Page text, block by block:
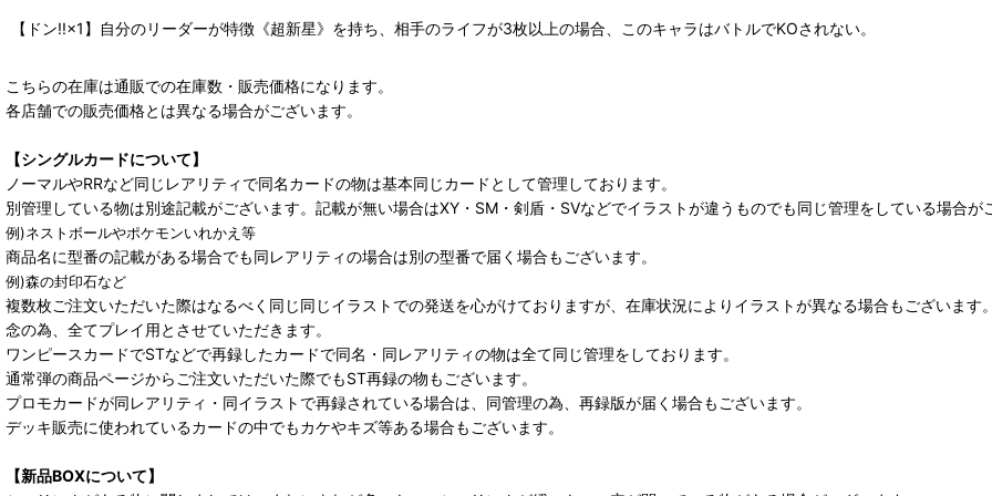
【ドン!!×1】自分のリーダーが特徴《超新星》を持ち、相手のライフが3枚以上の場合、このキャラはバトルでKOされない。
こちらの在庫は通販での在庫数・販売価格になります。
各店舗での販売価格とは異なる場合がございます。
【シングルカードについて】
ノーマルやRRなど同じレアリティで同名カードの物は基本同じカードとして管理しております。
別管理している物は別途記載がございます。記載が無い場合はXY・SM・剣盾・SVなどでイラストが違うものでも同じ管理をしている場合が
例)ネストボールやポケモンいれかえ等
商品名に型番の記載がある場合でも同レアリティの場合は別の型番で届く場合もございます。
例)森の封印石など
複数枚ご注文いただいた際はなるべく同じ同じイラストでの発送を心がけておりますが、在庫状況によりイラストが異なる場合もございます。
念の為、全てプレイ用とさせていただきます。
ワンピースカードでSTなどで再録したカードで同名・同レアリティの物は全て同じ管理をしております。
通常弾の商品ページからご注文いただいた際でもST再録の物もございます。
プロモカードが同レアリティ・同イラストで再録されている場合は、同管理の為、再録版が届く場合もございます。
デッキ販売に使われているカードの中でもカケやキズ等ある場合もございます。
【新品BOXについて】